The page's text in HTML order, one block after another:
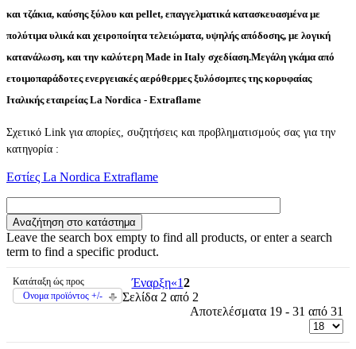
και τζάκια, καύσης ξύλου και pellet, επαγγελματικά κατασκευασμένα με
πολύτιμα υλικά και χειροποίητα τελειώματα, υψηλής απόδοσης, με λογική
κατανάλωση, και την καλύτερη Made in Italy σχεδίαση.Μεγάλη γκάμα από
ετοιμοπαράδοτες ενεργειακές αερόθερμες ξυλόσομπες της κορυφαίας
Ιταλικής εταιρείας La Nordica - Extraflame
Σχετικό Link για απορίες, συζητήσεις και προβληματισμούς σας για την
κατηγορία :
Εστίες La Nordica Extraflame
Leave the search box empty to find all products, or enter a search
term to find a specific product.
Κατάταξη ώς προς
Ονομα προϊόντος +/-
Έναρξη«12
Σελίδα 2 από 2
Αποτελέσματα 19 - 31 από 31